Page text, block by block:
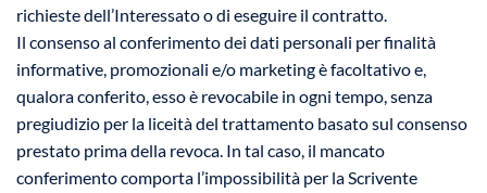
richieste dell’Interessato o di eseguire il contratto.
Il consenso al conferimento dei dati personali per finalità
informative, promozionali e/o marketing è facoltativo e,
qualora conferito, esso è revocabile in ogni tempo, senza
pregiudizio per la liceità del trattamento basato sul consenso
prestato prima della revoca. In tal caso, il mancato
conferimento comporta l’impossibilità per la Scrivente